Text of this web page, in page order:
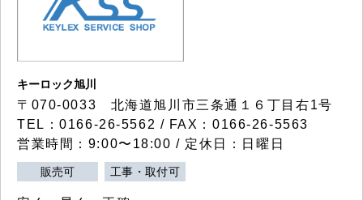
キーロック旭川
〒070-0033 北海道旭川市三条通１６丁目右1号
TEL：0166-26-5562 / FAX：0166-26-5563
営業時間：9:00〜18:00 / 定休日：日曜日
販売可 工事・取付可